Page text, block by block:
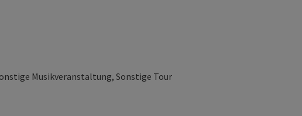
Musikveranstaltung, Sonstige Tour